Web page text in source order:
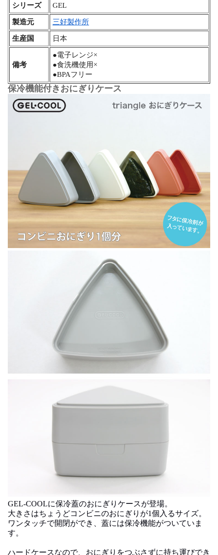
シリーズ GEL
製造元 三好製作所
生産国 日本
備考
●電子レンジ×
●食洗機使用×
●BPAフリー
保冷機能付きおにぎりケース
GEL-COOLに保冷蓋のおにぎりケースが登場。
大きさはちょうどコンビニのおにぎりが1個入るサイズ。
ワンタッチで開閉ができ、蓋には保冷機能がついていま
す。
ハードケースなので、おにぎりをつぶさずに持ち運びでき